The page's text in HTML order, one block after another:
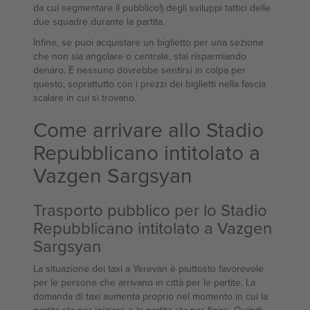
da cui segmentare il pubblico!) degli sviluppi tattici delle
due squadre durante la partita.
Infine, se puoi acquistare un biglietto per una sezione
che non sia angolare o centrale, stai risparmiando
denaro. E nessuno dovrebbe sentirsi in colpa per
questo, soprattutto con i prezzi dei biglietti nella fascia
scalare in cui si trovano.
Come arrivare allo Stadio
Repubblicano intitolato a
Vazgen Sargsyan
Trasporto pubblico per lo Stadio
Repubblicano intitolato a Vazgen
Sargsyan
La situazione dei taxi a Yerevan è piuttosto favorevole
per le persone che arrivano in città per le partite. La
domanda di taxi aumenta proprio nel momento in cui la